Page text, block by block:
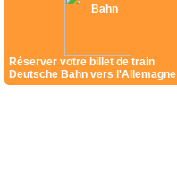
Réserver votre billet de train
Deutsche Bahn vers l'Allemagne